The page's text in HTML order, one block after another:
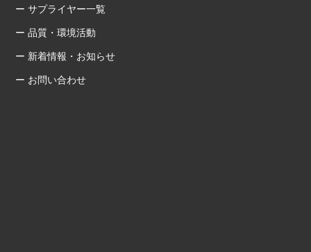
ー サプライヤー一覧
ー 品質・環境活動
ー 新着情報・お知らせ
ー お問い合わせ